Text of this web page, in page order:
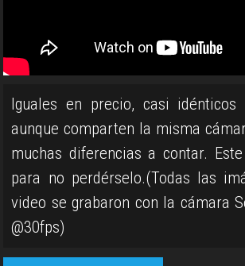
Iguales en precio, casi idénticos
aunque comparten la misma
muchas diferencias a contar. Este
para no perdérselo.(Todas las
video se grabaron con la cámara
@30fps)